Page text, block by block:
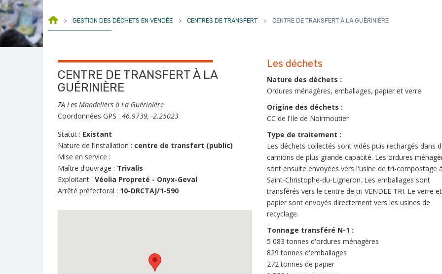
> GESTION DES DÉCHETS EN VENDÉE > CENTRES DE TRANSFERT > CENTRE DE TRANSFERT À LA GUÉRINIÈRE
CENTRE DE TRANSFERT À LA
GUÉRINIÈRE
ZA Les Mandeliers à La Guérinière
Coordonnées GPS : 46.9739, -2.25023
Statut : Existant
Nature de l’installation : centre de transfert (public)
Mise en service :
Maître d’ouvrage : Trivalis
Exploitant : Véolia Propreté - Onyx-Geval
Arrêté préfectoral : 10-DRCTAJ/1-590
Les déchets
Nature des déchets :
Ordures ménagères, emballages, papier et verre
Origine des déchets :
CC de l'Ile de Noirmoutier
Type de traitement :
Les déchets collectés sont vidés puis rechargés dans
camions de plus grande capacité. Les ordures
sont ensuite envoyées vers l'usine de tri-compostage à
Saint-Christophe-du-Ligneron. Les emballages sont
transférés vers le centre de tri VENDEE TRI. Le verre
papier sont envoyés directement vers les usines de
recyclage.
Tonnage transféré N-1 :
5 083 tonnes d'ordures ménagères
829 tonnes d'emballages
272 tonnes de papier